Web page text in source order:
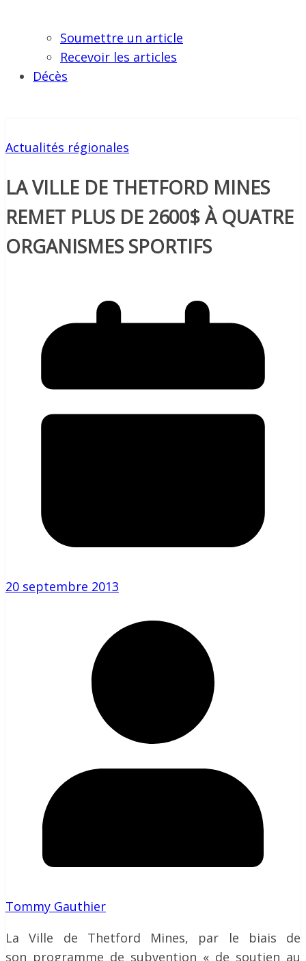
Soumettre un article
Recevoir les articles
Décès
Actualités régionales
LA VILLE DE THETFORD MINES
REMET PLUS DE 2600$ À QUATRE
ORGANISMES SPORTIFS
20 septembre 2013
Tommy Gauthier
La Ville de Thetford Mines, par le biais de
son programme de subvention « de soutien au